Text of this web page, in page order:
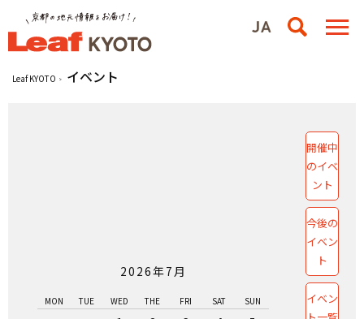
Leaf KYOTO イベント
2026年7月
MON TUE WED THE FRI SAT SUN
開催中
のイベ
ント
今後の
イベン
ト
イベン